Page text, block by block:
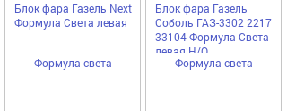
Блок фара Газель Next
Формула Света левая
Формула света
Блок фара Газель
Соболь ГАЗ-3302 2217
33104 Формула Света
левая Н/О
Формула света